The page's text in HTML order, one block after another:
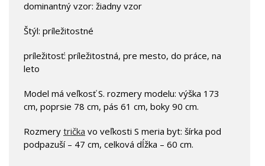
dominantný vzor: žiadny vzor
Štýl: príležitostné
príležitosť: príležitostná, pre mesto, do práce, na
leto
Model má veľkosť S. rozmery modelu: výška 173
cm, poprsie 78 cm, pás 61 cm, boky 90 cm.
Rozmery trička vo veľkosti S meria byt: šírka pod
podpazuší – 47 cm, celková dĺžka – 60 cm.